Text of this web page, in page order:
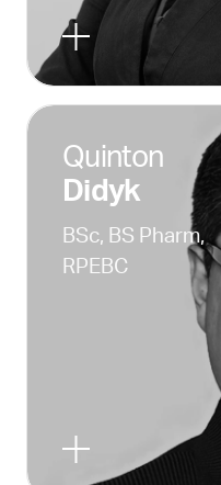
Quinton
Didyk
BSc, BS Pharm,
RPEBC